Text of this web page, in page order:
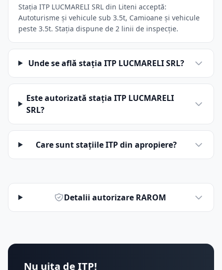
Stația ITP LUCMARELI SRL din Liteni acceptă:
Autoturisme și vehicule sub 3.5t, Camioane și vehicule
peste 3.5t. Stația dispune de 2 linii de inspecție.
Unde se află stația ITP LUCMARELI SRL?
Este autorizată stația ITP LUCMARELI
SRL?
Care sunt stațiile ITP din apropiere?
Detalii autorizare RAROM
Nu uita de ITP!